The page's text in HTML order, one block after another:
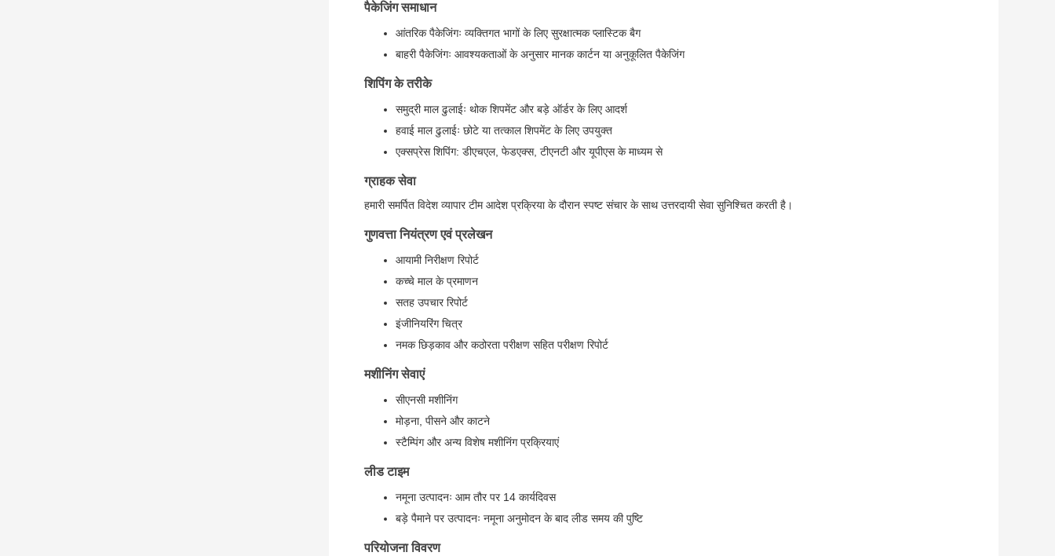
पैकेजिंग समाधान
आंतरिक पैकेजिंगः व्यक्तिगत भागों के लिए सुरक्षात्मक प्लास्टिक बैग
बाहरी पैकेजिंगः आवश्यकताओं के अनुसार मानक कार्टन या अनुकूलित पैकेजिंग
शिपिंग के तरीके
समुद्री माल ढुलाईः थोक शिपमेंट और बड़े ऑर्डर के लिए आदर्श
हवाई माल ढुलाईः छोटे या तत्काल शिपमेंट के लिए उपयुक्त
एक्सप्रेस शिपिंग: डीएचएल, फेडएक्स, टीएनटी और यूपीएस के माध्यम से
ग्राहक सेवा
हमारी समर्पित विदेश व्यापार टीम आदेश प्रक्रिया के दौरान स्पष्ट संचार के साथ उत्तरदायी सेवा सुनिश्चित करती है।
गुणवत्ता नियंत्रण एवं प्रलेखन
आयामी निरीक्षण रिपोर्ट
कच्चे माल के प्रमाणन
सतह उपचार रिपोर्ट
इंजीनियरिंग चित्र
नमक छिड़काव और कठोरता परीक्षण सहित परीक्षण रिपोर्ट
मशीनिंग सेवाएं
सीएनसी मशीनिंग
मोड़ना, पीसने और काटने
स्टैम्पिंग और अन्य विशेष मशीनिंग प्रक्रियाएं
लीड टाइम
नमूना उत्पादनः आम तौर पर 14 कार्यदिवस
बड़े पैमाने पर उत्पादनः नमूना अनुमोदन के बाद लीड समय की पुष्टि
परियोजना विवरण